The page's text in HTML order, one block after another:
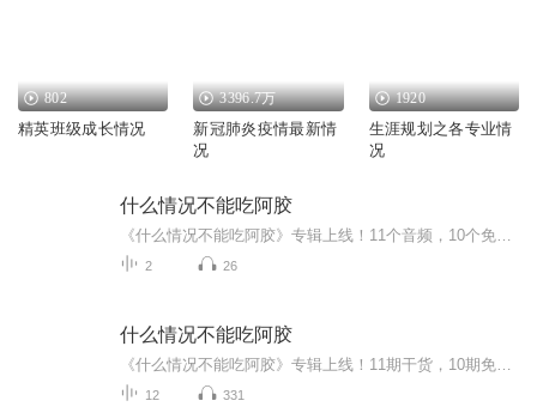
802
精英班级成长情况
3396.7万
新冠肺炎疫情最新情
况
1920
生涯规划之各专业情
况
什么情况不能吃阿胶
2 26
什么情况不能吃阿胶
12 331